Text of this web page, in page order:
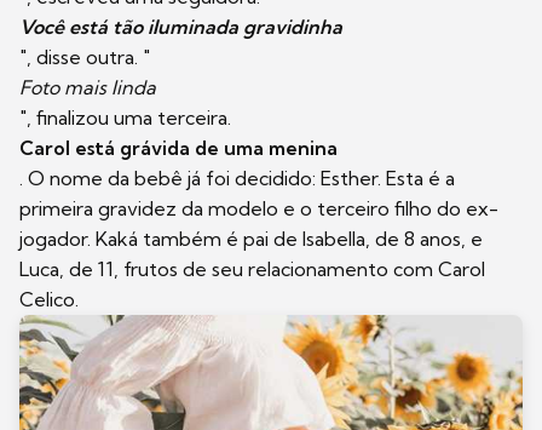
Você está tão iluminada gravidinha
", disse outra. "
Foto mais linda
", finalizou uma terceira.
Carol está grávida de uma menina
. O nome da bebê já foi decidido: Esther. Esta é a
primeira gravidez da modelo e o terceiro filho do ex-
jogador. Kaká também é pai de Isabella, de 8 anos, e
Luca, de 11, frutos de seu relacionamento com Carol
Celico.